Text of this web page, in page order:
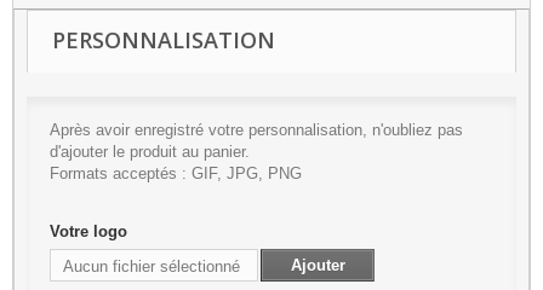
PERSONNALISATION
Après avoir enregistré votre personnalisation, n'oubliez pas
d'ajouter le produit au panier.
Formats acceptés : GIF, JPG, PNG
Votre logo
Aucun fichier sélectionné
Ajouter